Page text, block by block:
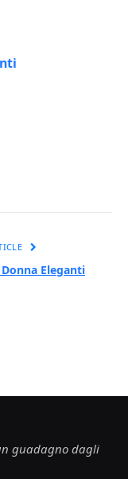
Eleganti
guadagno dagli